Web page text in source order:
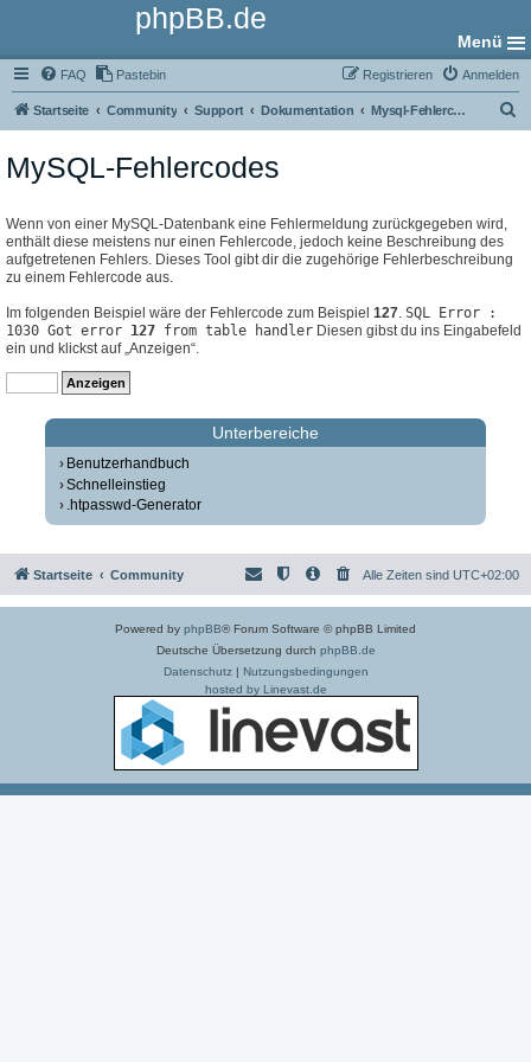
phpBB.de
Menü
FAQ Pastebin Anmelden
Registrieren
Startseite Community Support Dokumentation Mysql-Fehlercodes
MySQL-Fehlercodes
Wenn von einer MySQL-Datenbank eine Fehlermeldung zurückgegeben wird,
enthält diese meistens nur einen Fehlercode, jedoch keine Beschreibung des
aufgetretenen Fehlers. Dieses Tool gibt dir die zugehörige Fehlerbeschreibung
zu einem Fehlercode aus.
Im folgenden Beispiel wäre der Fehlercode zum Beispiel 127. SQL Error :
1030 Got error 127 from table handler Diesen gibst du ins Eingabefeld
ein und klickst auf „Anzeigen“.
Unterbereiche
Benutzerhandbuch
Schnelleinstieg
.htpasswd-Generator
Startseite Community Alle Zeiten sind UTC+02:00
Powered by phpBB® Forum Software © phpBB Limited
Deutsche Übersetzung durch phpBB.de
Datenschutz| Nutzungsbedingungen
hosted by Linevast.de